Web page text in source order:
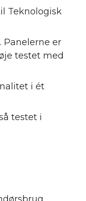
Teknologisk
er
testet med
i ét
testet i